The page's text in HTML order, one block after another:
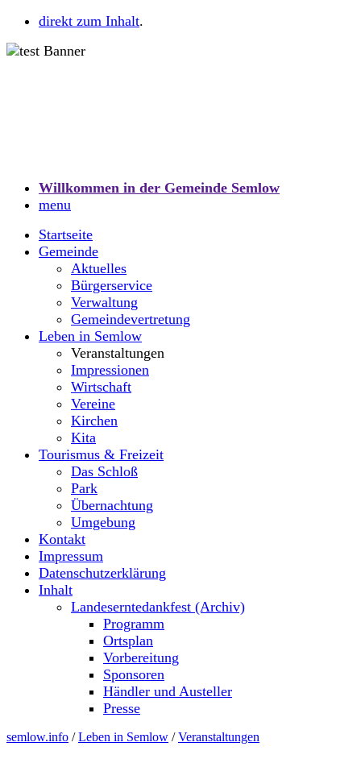
direkt zum Inhalt.
Willkommen in der Gemeinde Semlow
menu
Startseite
Gemeinde
Aktuelles
Bürgerservice
Verwaltung
Gemeindevertretung
Leben in Semlow
Veranstaltungen
Impressionen
Wirtschaft
Vereine
Kirchen
Kita
Tourismus & Freizeit
Das Schloß
Park
Übernachtung
Umgebung
Kontakt
Impressum
Datenschutzerklärung
Inhalt
Landeserntedankfest (Archiv)
Programm
Ortsplan
Vorbereitung
Sponsoren
Händler und Austeller
Presse
semlow.info /Leben in Semlow /Veranstaltungen